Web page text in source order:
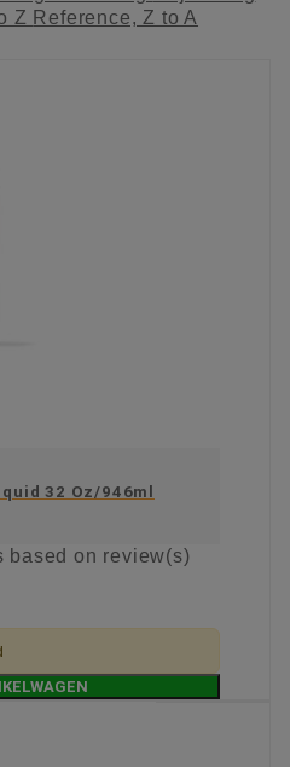
Z Reference, Z to A
32 Oz/946ml
based on review(s)